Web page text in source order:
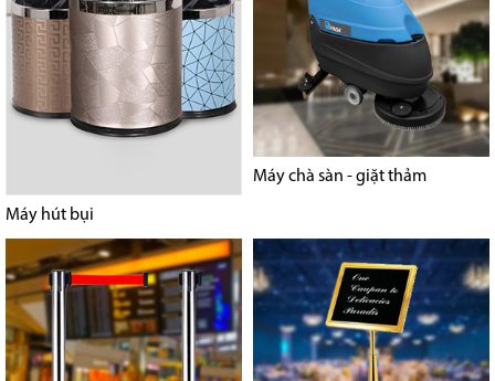
Máy hút bụi
Máy chà sàn - giặt thảm